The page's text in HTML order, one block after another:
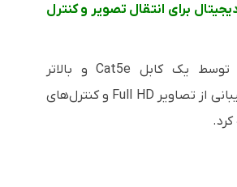
برای انتقال تصویر و کنترل
توسط یک کابل Cat5eو بالاتر
از تصاویر Full HD و کنترل‌های